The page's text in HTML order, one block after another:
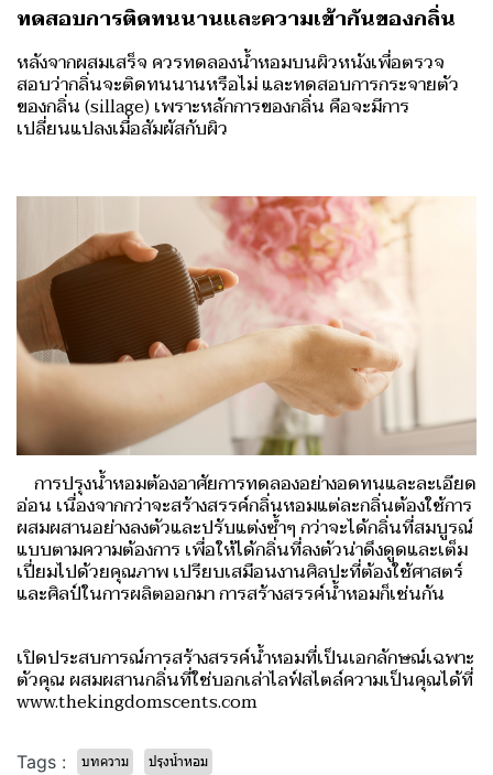
ทดสอบการติดทนนานและความเข้ากันของกลิ่น
หลังจากผสมเสร็จ ควรทดลองน้ำหอมบนผิวหนังเพื่อตรวจ
สอบว่ากลิ่นจะติดทนนานหรือไม่ และทดสอบการกระจายตัว
ของกลิ่น (sillage) เพราะหลักการของกลิ่น คือจะมีการ
เปลี่ยนแปลงเมื่อสัมผัสกับผิว
การปรุงน้ำหอมต้องอาศัยการทดลองอย่างอดทนและละเอียด
อ่อน เนื่องจากกว่าจะสร้างสรรค์กลิ่นหอมแต่ละกลิ่นต้องใช้การ
ผสมผสานอย่างลงตัวและปรับแต่งซ้ำๆ กว่าจะได้กลิ่นที่สมบูรณ์
แบบตามความต้องการ เพื่อให้ได้กลิ่นที่ลงตัวน่าดึงดูดและเต็ม
เปี่ยมไปด้วยคุณภาพ เปรียบเสมือนงานศิลปะที่ต้องใช้ศาสตร์
และศิลป์ในการผลิตออกมา การสร้างสรรค์น้ำหอมก็เช่นกัน
เปิดประสบการณ์การสร้างสรรค์น้ำหอมที่เป็นเอกลักษณ์เฉพาะ
ตัวคุณ ผสมผสานกลิ่นที่ใช่บอกเล่าไลฟ์สไตล์ความเป็นคุณได้ที่
www.thekingdomscents.com
Tags : บทความ ปรุงน้ำหอม